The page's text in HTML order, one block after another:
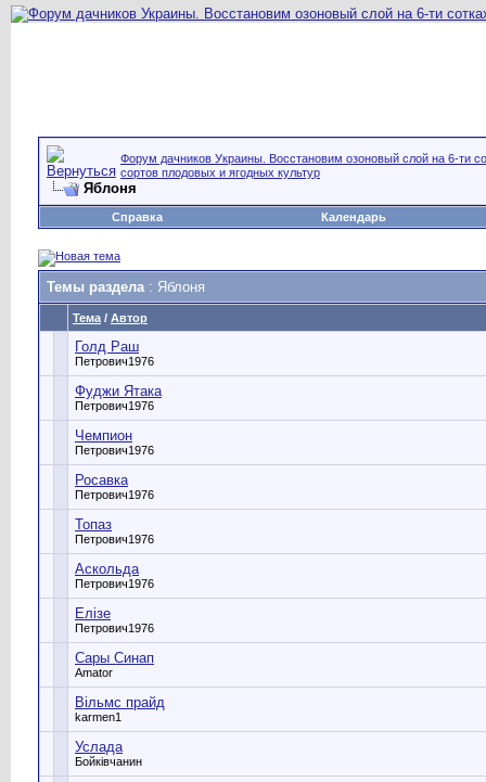
Форум дачников Украины. Восстановим озоновый слой на 6-ти
сортов плодовых и ягодных культур
Яблоня
Справка Календарь
Темы раздела: Яблоня
Тема / Автор
Голд Раш
Петрович1976
Фуджи Ятака
Петрович1976
Чемпион
Петрович1976
Росавка
Петрович1976
Топаз
Петрович1976
Аскольда
Петрович1976
Елізе
Петрович1976
Сары Синап
Amator
Вільмс прайд
karmen1
Услада
Бойківчанин